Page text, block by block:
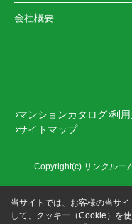
会社概要
マンションカタログ 利
サイトマップ
Copyright(c) リンクル
当サイトでは、お客様の当サ
して、クッキー（Cookie）を使